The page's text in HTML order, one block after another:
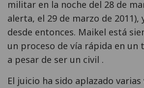
militar en la noche del 28 de
alerta, el 29 de marzo de 2011),
desde entonces. Maikel está
un proceso de vía rápida en
a pesar de ser un civil .
El juicio ha sido aplazado